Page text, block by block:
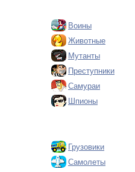
Воины
Животные
Мутанты
Преступники
Самураи
Шпионы
Грузовики
Самолеты